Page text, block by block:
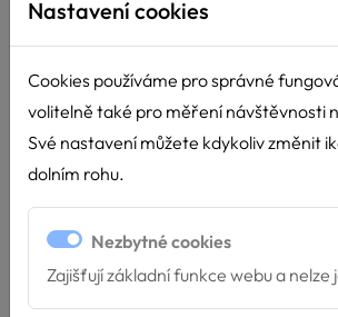
Velmi si vá...
Nastavení cookies
Cookies používáme pro správné
volitelně také pro měření návštěvnosti
Své nastavení můžete kdykoliv změnit
dolním rohu.
Nezbytné cookies
Zajišťují základní funkce webu a nelze